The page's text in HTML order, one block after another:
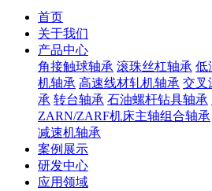
首页
关于我们
产品中心
角接触球轴承 滚珠丝杠轴承 低
机轴承 高速线材轧机轴承 交叉
承 转台轴承 石油螺杆钻具轴承
ZARN/ZARF机床主轴组合轴承
减速机轴承
案例展示
研发中心
应用领域